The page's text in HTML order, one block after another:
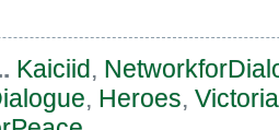
Kaiciid,
, Heroes, Victoria